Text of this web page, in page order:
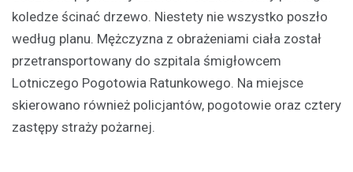
koledze ścinać drzewo. Niestety nie wszystko poszło
według planu. Mężczyzna z obrażeniami ciała został
przetransportowany do szpitala śmigłowcem
Lotniczego Pogotowia Ratunkowego. Na miejsce
skierowano również policjantów, pogotowie oraz cztery
zastępy straży pożarnej.